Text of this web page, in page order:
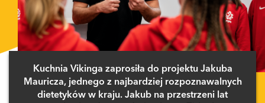
Kuchnia Vikinga zaprosiła do projektu Jakuba
Mauricza, jednego z najbardziej rozpoznawalnych
dietetyków w kraju. Jakub na przestrzeni lat